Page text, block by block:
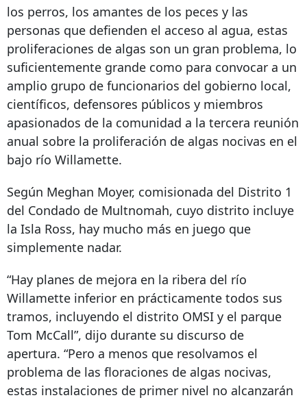
los perros, los amantes de los peces y las
personas que defienden el acceso al agua, estas
proliferaciones de algas son un gran problema, lo
suficientemente grande como para convocar a un
amplio grupo de funcionarios del gobierno local,
científicos, defensores públicos y miembros
apasionados de la comunidad a la tercera reunión
anual sobre la proliferación de algas nocivas en el
bajo río Willamette.
Según Meghan Moyer, comisionada del Distrito 1
del Condado de Multnomah, cuyo distrito incluye
la Isla Ross, hay mucho más en juego que
simplemente nadar.
“Hay planes de mejora en la ribera del río
Willamette inferior en prácticamente todos sus
tramos, incluyendo el distrito OMSI y el parque
Tom McCall”, dijo durante su discurso de
apertura. “Pero a menos que resolvamos el
problema de las floraciones de algas nocivas,
estas instalaciones de primer nivel no alcanzarán